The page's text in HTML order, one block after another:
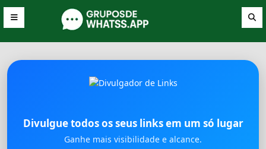
Divulgue todos os seus links em um só lugar
Ganhe mais visibilidade e alcance.